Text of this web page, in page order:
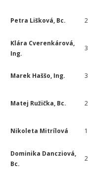
Petra Lišková, Bc. 2
Klára Cverenkárová,
Ing.
3
Marek Haššo, Ing. 3
Matej Ružička, Bc. 2
Nikoleta Mitrílová 1
Dominika Dancziová,
Bc.
2